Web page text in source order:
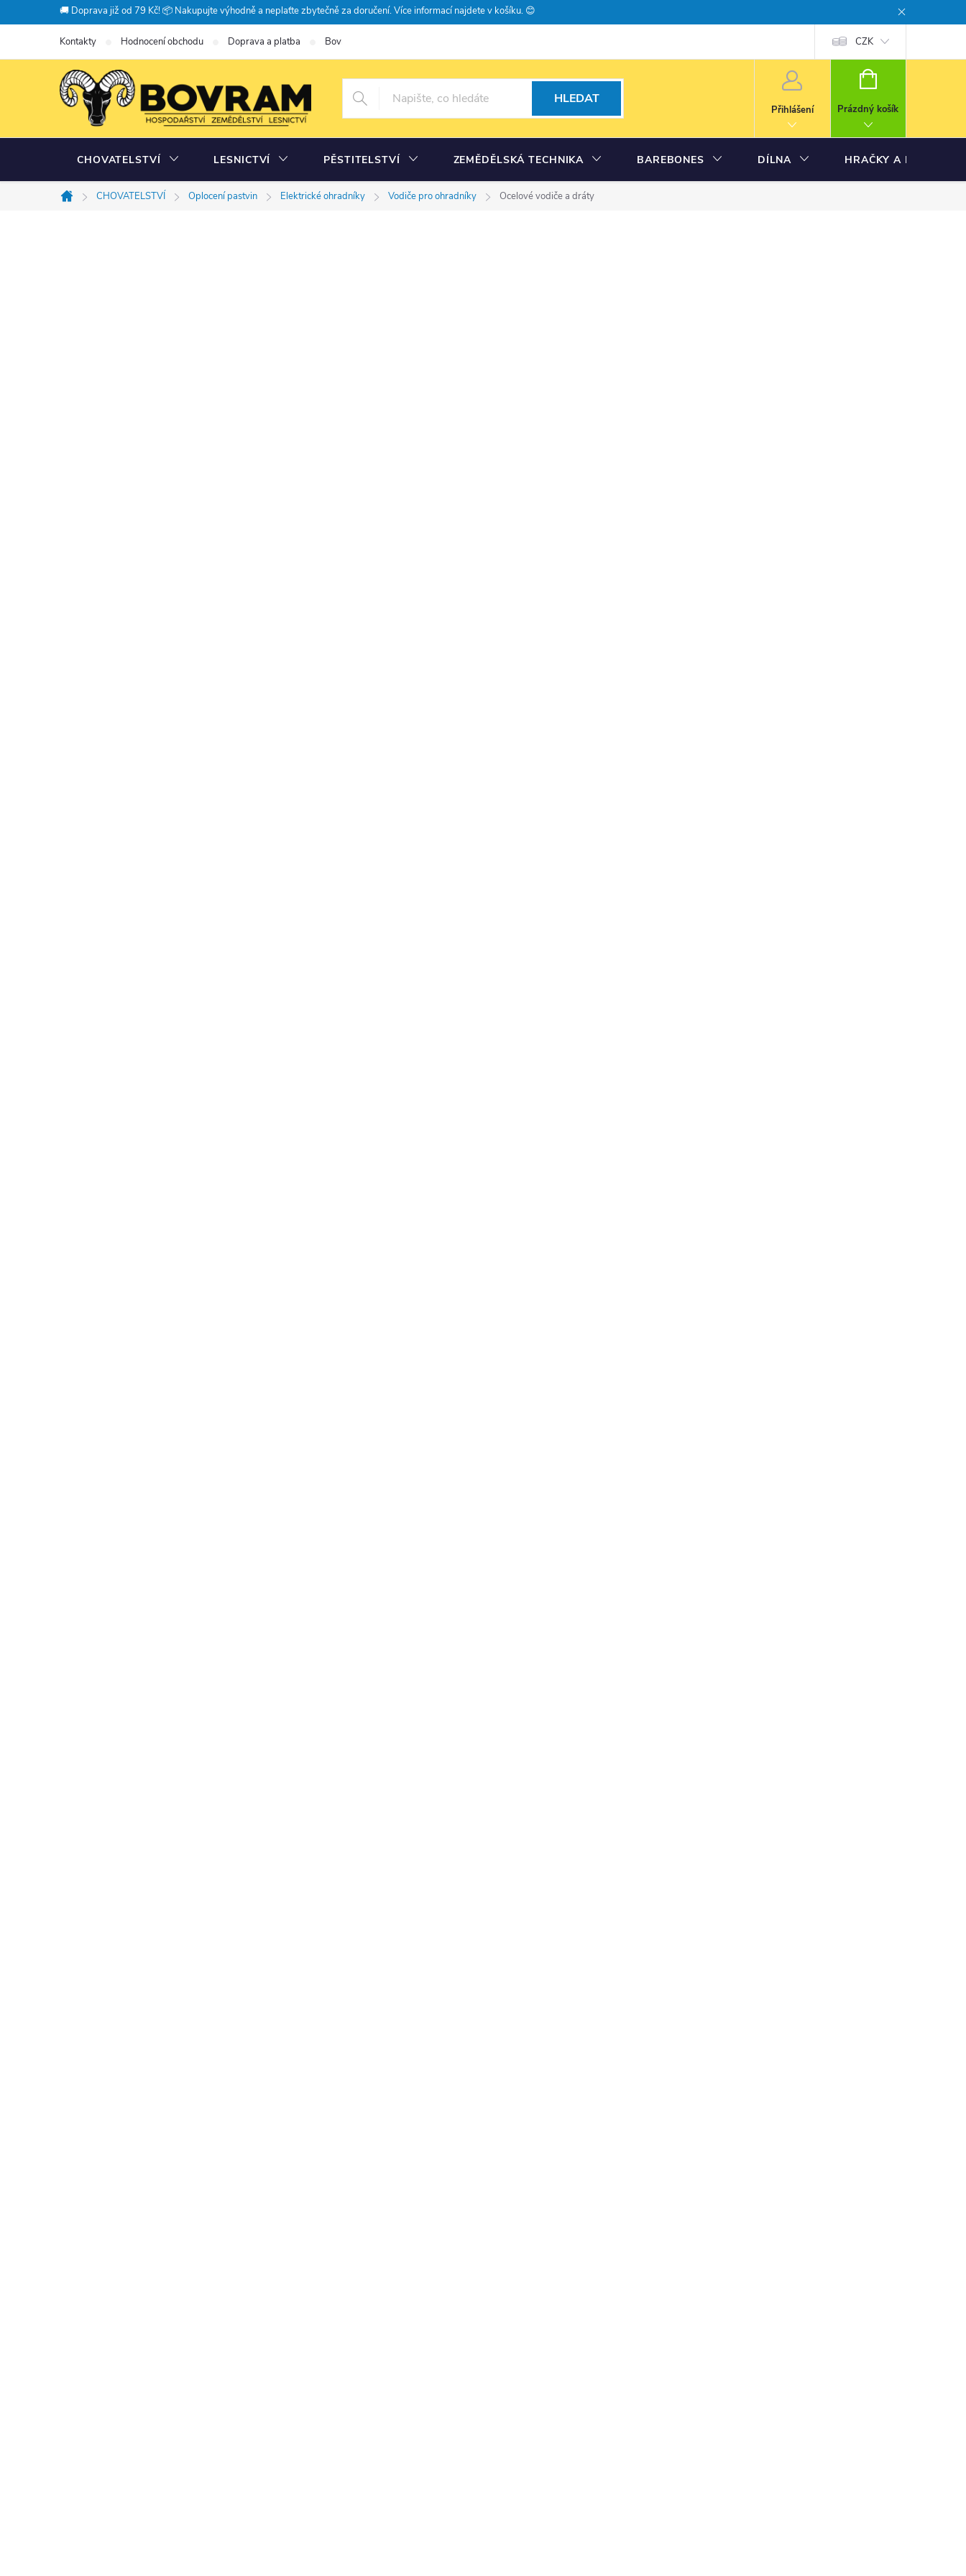
na
🚚 Doprava již od 79 Kč! 📦 Nakupujte výhodně a neplaťte zbytečně za doručení. Více informací najdete v košíku. 😊
Kontakty Hodnocení obchodu Doprava a platba Bovramova poradna CZK
HLEDAT
Přihlášení
NÁKUPNÍ
Prázdný košík
CHOVATELSTVÍ LESNICTVÍ PĚSTITELSTVÍ ZEMĚDĚLSKÁ TECHNIKA BAREBONES DÍLNA HRAČKY A MODELY
Domů
CHOVATELSTVÍ Oplocení pastvin Elektrické ohradníky Vodiče pro ohradníky Ocelové vodiče a dráty